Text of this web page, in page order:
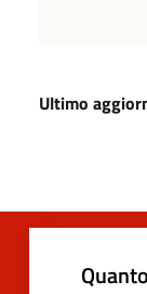
Ultimo